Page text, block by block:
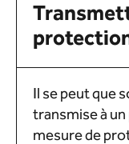
Il se peut que
transmise à
mesure de